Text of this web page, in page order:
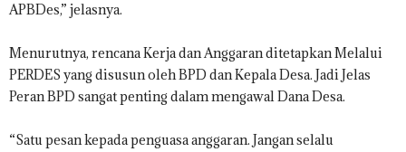
APBDes,” jelasnya.
Menurutnya, rencana Kerja dan Anggaran ditetapkan Melalui
PERDES yang disusun oleh BPD dan Kepala Desa. Jadi Jelas
Peran BPD sangat penting dalam mengawal Dana Desa.
“Satu pesan kepada penguasa anggaran. Jangan selalu